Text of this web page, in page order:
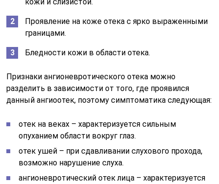
Проявление на коже отека с ярко выраженными
границами.
Бледности кожи в области отека.
Признаки ангионевротического отека можно
разделить в зависимости от того, где проявился
данный ангиоотек, поэтому симптоматика следующая:
отек на веках – характеризуется сильным
опуханием области вокруг глаз.
отек ушей – при сдавливании слухового прохода,
возможно нарушение слуха.
ангионевротический отек лица – характеризуется